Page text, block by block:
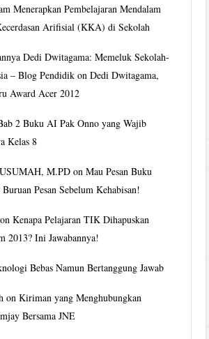
Menerapkan Pembelajaran Mendalam
Arifisial (KKA) di Sekolah
Dedi Dwitagama: Memeluk Sekolah-
– Blog Pendidik onDedi Dwitagama,
Award Acer 2012
2 Buku AI Pak Onno yang Wajib
Kelas 8
M.PD onMau Pesan Buku
Pesan Sebelum Kehabisan!
onKenapa Pelajaran TIK Dihapuskan
2013? Ini Jawabannya!
Bebas Namun Bertanggung Jawab
onKiriman yang Menghubungkan
Bersama JNE